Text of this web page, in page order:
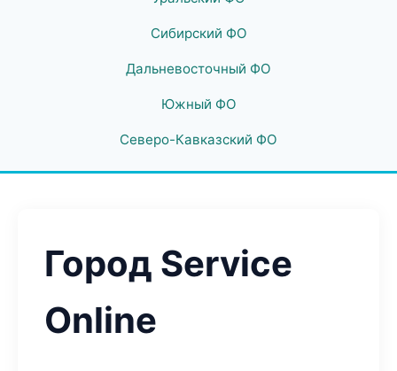
Сибирский ФО
Дальневосточный ФО
Южный ФО
Северо-Кавказский ФО
Город Service
Online